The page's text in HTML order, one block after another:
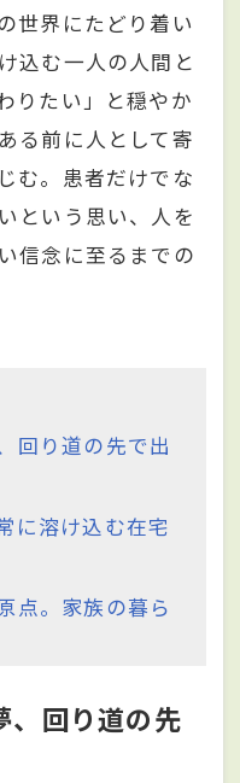
世界にたどり着い
込む一人の人間と
りたい」と穏やか
る前に人として寄
む。患者だけでな
という思い、人を
信念に至るまでの
回り道の先で出
に溶け込む在宅
点。家族の暮ら
、回り道の先